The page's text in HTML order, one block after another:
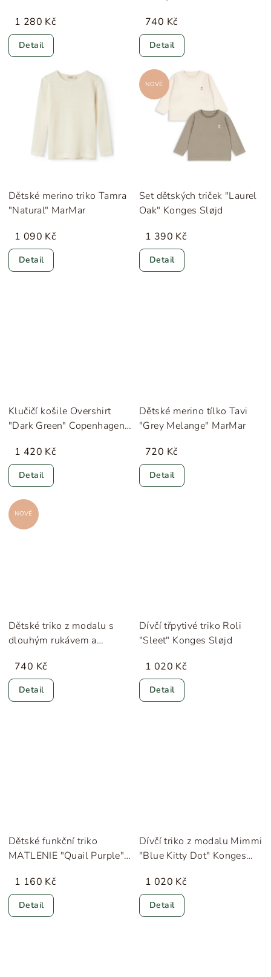
1 280 Kč
Detail
740 Kč
Detail
Dětské merino triko Tamra
"Natural" MarMar
1 090 Kč
Detail
NOVÉ
Set dětských triček "Laurel
Oak" Konges Sløjd
1 390 Kč
Detail
Klučičí košile Overshirt
"Dark Green" Copenhagen
1 420 Kč
Detail
Dětské merino tílko Tavi
"Grey Melange" MarMar
720 Kč
Detail
NOVÉ
Dětské triko z modalu s
dlouhým rukávem a
740 Kč
Detail
Dívčí třpytivé triko Roli
"Sleet" Konges Sløjd
1 020 Kč
Detail
Dětské funkční triko
MATLENIE "Quail Purple"
1 160 Kč
Detail
Dívčí triko z modalu Mimmi
"Blue Kitty Dot" Konges
1 020 Kč
Detail